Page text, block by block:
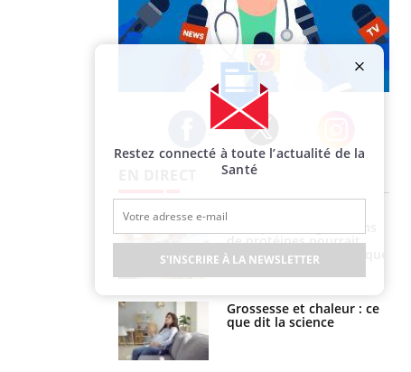
Facebook Twitter Instagram
de protéines pourrait
finalement être bénéfique
Grossesse et chaleur : ce
que dit la science
Restez connecté à toute l’actualité de la
Santé
S'INSCRIRE À LA NEWSLETTER